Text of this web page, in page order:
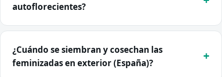
autoflorecientes?
¿Cuándo se siembran y cosechan las
feminizadas en exterior (España)?